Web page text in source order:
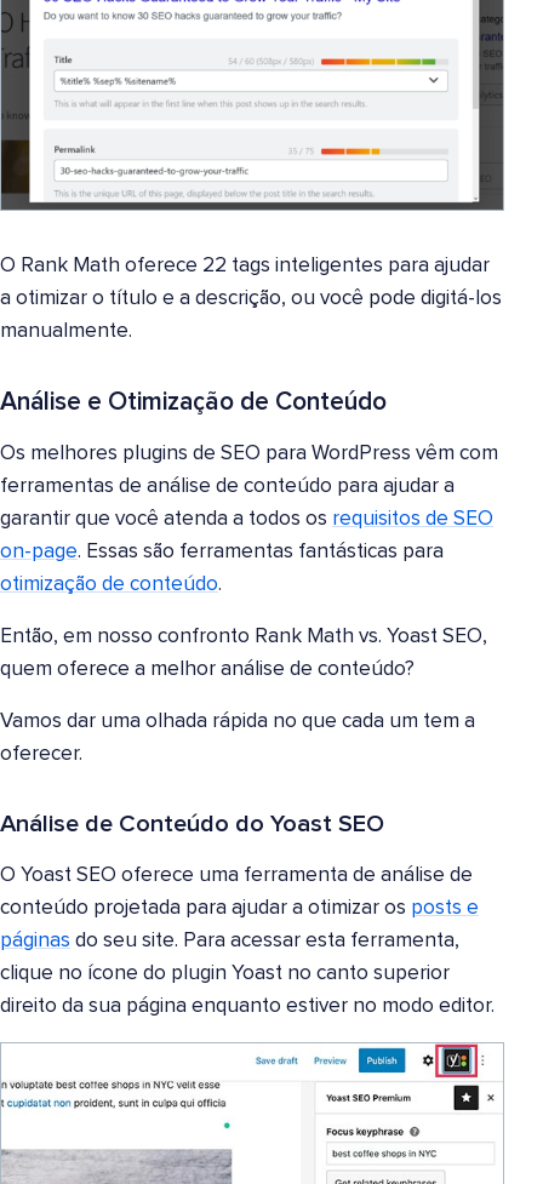
O Rank Math oferece 22 tags inteligentes para ajudar
a otimizar o título e a descrição, ou você pode digitá-los
manualmente.
Análise e Otimização de Conteúdo
Os melhores plugins de SEO para WordPress vêm com
ferramentas de análise de conteúdo para ajudar a
garantir que você atenda a todos os requisitos de SEO
on-page. Essas são ferramentas fantásticas para
otimização de conteúdo.
Então, em nosso confronto Rank Math vs. Yoast SEO,
quem oferece a melhor análise de conteúdo?
Vamos dar uma olhada rápida no que cada um tem a
oferecer.
Análise de Conteúdo do Yoast SEO
O Yoast SEO oferece uma ferramenta de análise de
conteúdo projetada para ajudar a otimizar os posts e
páginas do seu site. Para acessar esta ferramenta,
clique no ícone do plugin Yoast no canto superior
direito da sua página enquanto estiver no modo editor.